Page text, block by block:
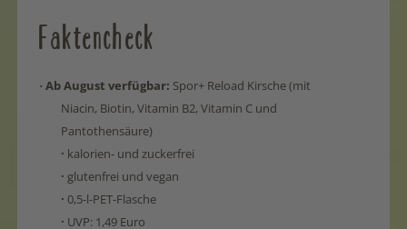
Faktencheck
·Ab August verfügbar: Spor+ Reload Kirsche (mit
Niacin, Biotin, Vitamin B2, Vitamin C und
Pantothensäure)
· kalorien- und zuckerfrei
· glutenfrei und vegan
·0,5-l-PET-Flasche
· UVP: 1,49 Euro